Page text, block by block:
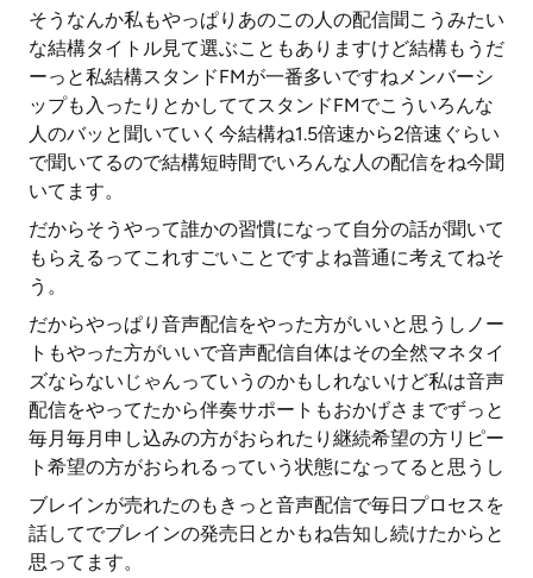
そうなんか私もやっぱりあのこの人の配信聞こうみたい
な結構タイトル見て選ぶこともありますけど結構もうだ
ーっと私結構スタンドFMが一番多いですねメンバーシ
ップも入ったりとかしててスタンドFMでこういろんな
人のバッと聞いていく今結構ね1.5倍速から2倍速ぐらい
で聞いてるので結構短時間でいろんな人の配信をね今聞
いてます。
だからそうやって誰かの習慣になって自分の話が聞いて
もらえるってこれすごいことですよね普通に考えてねそ
う。
だからやっぱり音声配信をやった方がいいと思うしノー
トもやった方がいいで音声配信自体はその全然マネタイ
ズならないじゃんっていうのかもしれないけど私は音声
配信をやってたから伴奏サポートもおかげさまでずっと
毎月毎月申し込みの方がおられたり継続希望の方リピー
ト希望の方がおられるっていう状態になってると思うし
ブレインが売れたのもきっと音声配信で毎日プロセスを
話してでブレインの発売日とかもね告知し続けたからと
思ってます。